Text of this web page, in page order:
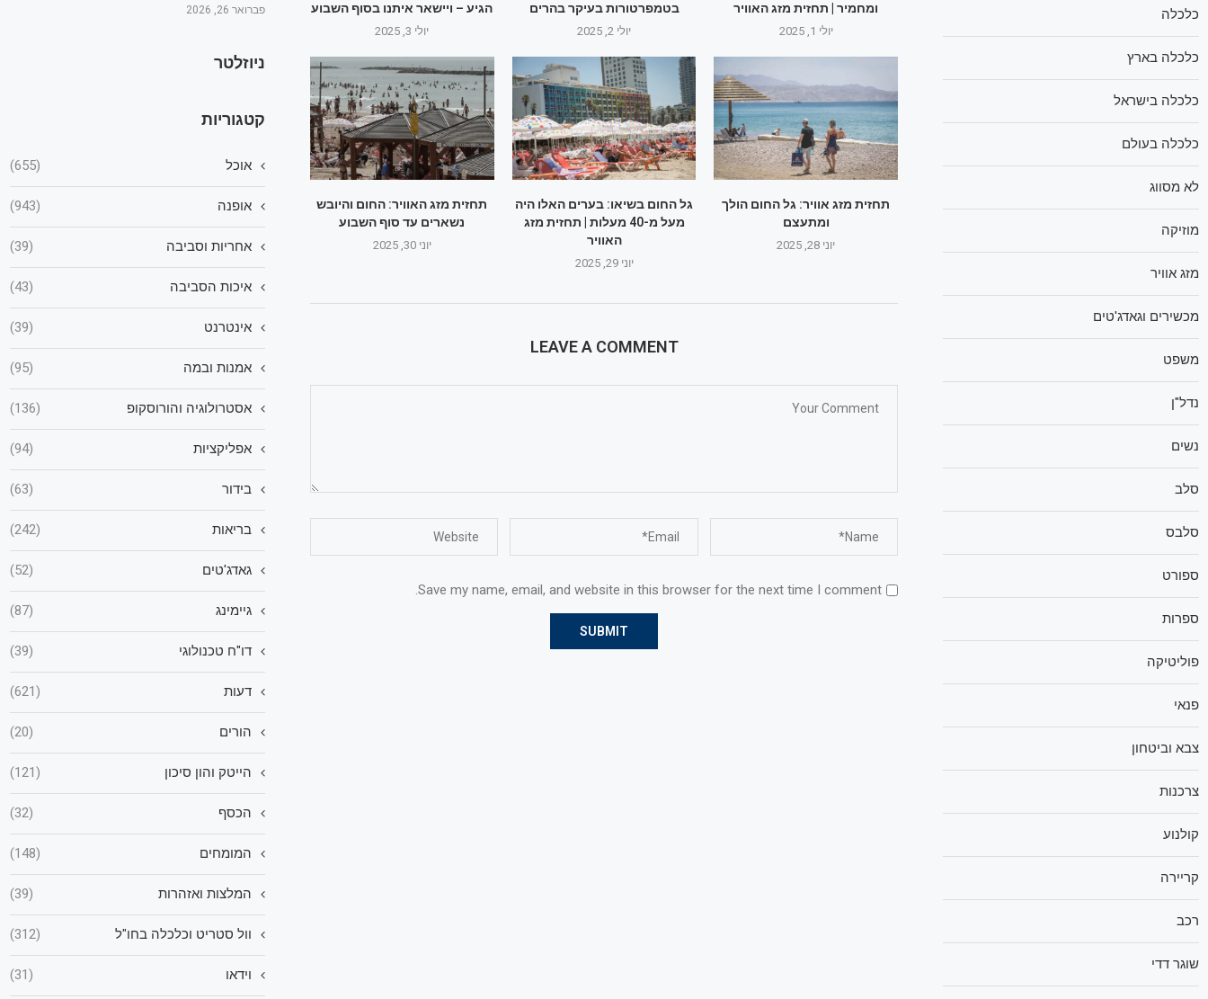
הגיע – ויישאר איתנו בסוף השבוע
יולי 3, 2025
בטמפרטורות בעיקר בהרים
יולי 2, 2025
ומחמיר | תחזית מזג האוויר
יולי 1, 2025
תחזית מזג האוויר: החום והיובש
נשארים עד סוף השבוע
יוני 30, 2025
גל החום בשיאו: בערים האלו היה
מעל מ-40 מעלות | תחזית מזג
האוויר
יוני 29, 2025
תחזית מזג אוויר: גל החום הולך
ומתעצם
יוני 28, 2025
LEAVE A COMMENT
Save my name, email, and website in this browser for the next time I comment.
פברואר 26, 2026
ניוזלטר
קטגוריות
אוכל (655)
אופנה (943)
אחריות וסביבה (39)
איכות הסביבה (43)
אינטרנט (39)
אמנות ובמה (95)
אסטרולוגיה והורוסקופ (136)
אפליקציות (94)
בידור (63)
בריאות (242)
גאדג'טים (52)
גיימינג (87)
דו"ח טכנולוגי (39)
דעות (621)
הורים (20)
הייטק והון סיכון (121)
הכסף (32)
המומחים (148)
המלצות ואזהרות (39)
וול סטריט וכלכלה בחו"ל (312)
וידאו (31)
כלכלה
כלכלה בארץ
כלכלה בישראל
כלכלה בעולם
לא מסווג
מוזיקה
מזג אוויר
מכשירים וגאדג'טים
משפט
נדל"ן
נשים
סלב
סלבס
ספורט
ספרות
פוליטיקה
פנאי
צבא וביטחון
צרכנות
קולנוע
קריירה
רכב
שוגר דדי